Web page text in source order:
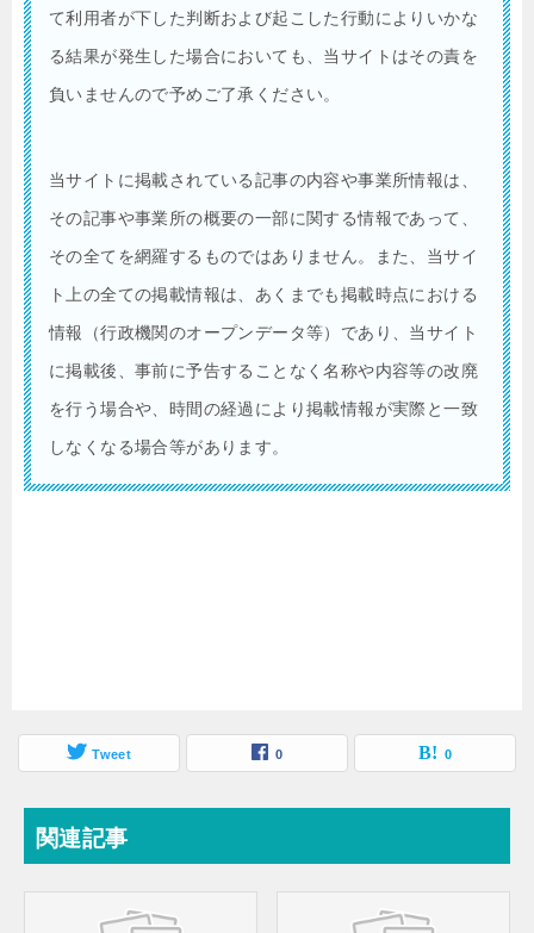
て利用者が下した判断および起こした行動によりいかな
る結果が発生した場合においても、当サイトはその責を
負いませんので予めご了承ください。
当サイトに掲載されている記事の内容や事業所情報は、
その記事や事業所の概要の一部に関する情報であって、
その全てを網羅するものではありません。また、当サイ
ト上の全ての掲載情報は、あくまでも掲載時点における
情報（行政機関のオープンデータ等）であり、当サイト
に掲載後、事前に予告することなく名称や内容等の改廃
を行う場合や、時間の経過により掲載情報が実際と一致
しなくなる場合等があります。
Tweet 0 0
関連記事